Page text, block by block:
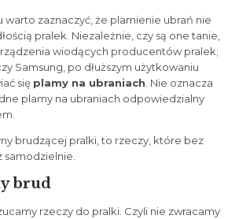
warto zaznaczyć, że plamienie ubrań nie
pralek. Niezależnie, czy są one tanie,
wiodących producentów pralek;
Samsung, po dłuższym użytkowaniu
się plamy na ubraniach . Nie oznacza
plamy na ubraniach odpowiedzialny
brudzącej pralki, to rzeczy, które bez
brud
rzeczy do pralki. Czyli nie zwracamy